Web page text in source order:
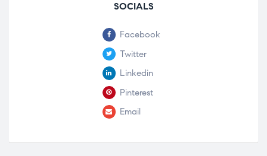
SOCIALS
Facebook
Twitter
Linkedin
Pinterest
Email